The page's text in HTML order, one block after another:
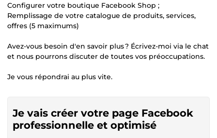
Configurer votre boutique Facebook Shop ;
Remplissage de votre catalogue de produits, services,
offres (5 maximums)
Avez-vous besoin d'en savoir plus ? Écrivez-moi via le chat
et nous pourrons discuter de toutes vos préoccupations.
Je vous répondrai au plus vite.
Je vais créer votre page Facebook
professionnelle et optimisé